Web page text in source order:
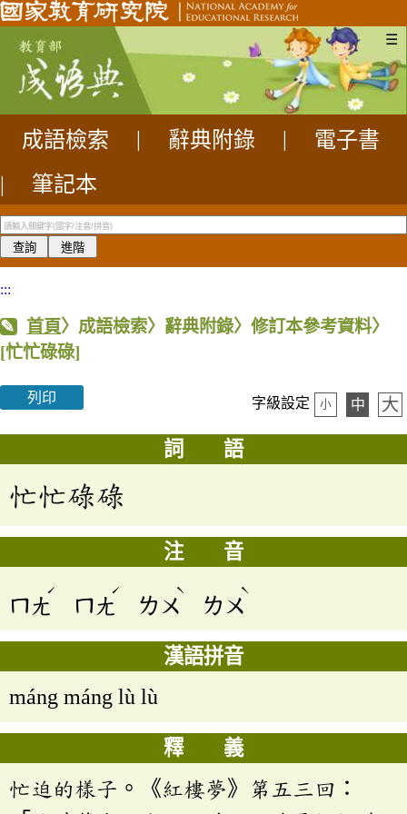
☰
成語檢索 辭典附錄
電子書
|
筆記本
:::
首頁〉成語檢索〉辭典附錄〉修訂本參考資料〉
[忙忙碌碌]
列印 字級設定 小 中 大
詞 語
忙忙碌碌
注 音
ㄇㄤ
ˊ
ㄇㄤ
ˊ
ㄌㄨ
ˋ
ㄌㄨ
ˋ
漢語拼音
máng máng lù lù
釋 義
忙迫的樣子。《紅樓夢》第五三回：